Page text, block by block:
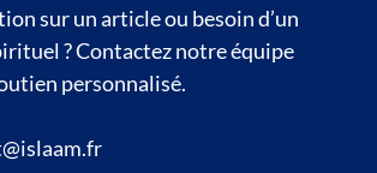
sur un article ou besoin d’un
? Contactez notre équipe
personnalisé.